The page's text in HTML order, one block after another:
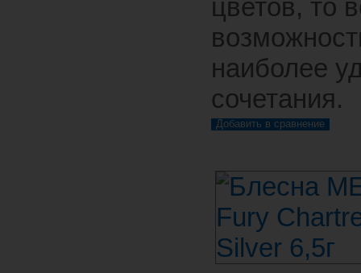
цветов, то
наиболее
сочетания.